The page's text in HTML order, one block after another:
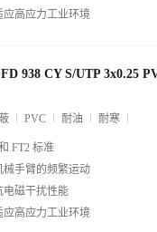
应高应力工业环境
938 CY S/UTP 3x0.25
PVC 耐油 耐寒
FT2 标准
械手臂的频繁运动
电磁干扰性能
应高应力工业环境